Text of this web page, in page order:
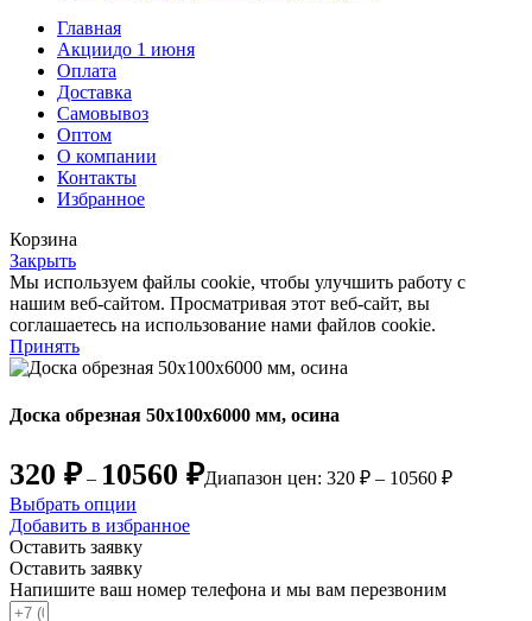
Главная
Акциидо 1 июня
Оплата
Доставка
Самовывоз
Оптом
О компании
Контакты
Избранное
Корзина
Закрыть
Мы используем файлы cookie, чтобы улучшить работу с
нашим веб-сайтом. Просматривая этот веб-сайт, вы
соглашаетесь на использование нами файлов cookie.
Принять
Доска обрезная 50х100х6000 мм, осина
320 ₽ – 10560 ₽Диапазон цен: 320 ₽ – 10560 ₽
Выбрать опции
Добавить в избранное
Оставить заявку
Оставить заявку
Напишите ваш номер телефона и мы вам перезвоним